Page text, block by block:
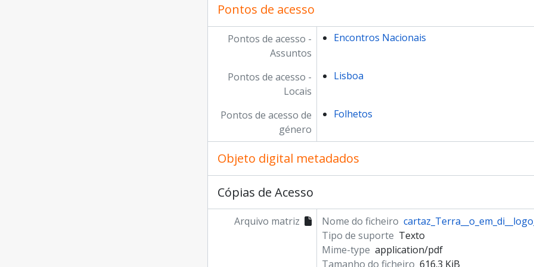
Pontos de acesso
Pontos de acesso -
Assuntos
Encontros Nacionais
Pontos de acesso -
Locais
Lisboa
Pontos de acesso de
género
Folhetos
Objeto digital metadados
Cópias de Acesso
Arquivo matriz Nome do ficheiro
Tipo de suporte Texto
Mime-type application/pdf
Tamanho do ficheiro 616.3 KiB